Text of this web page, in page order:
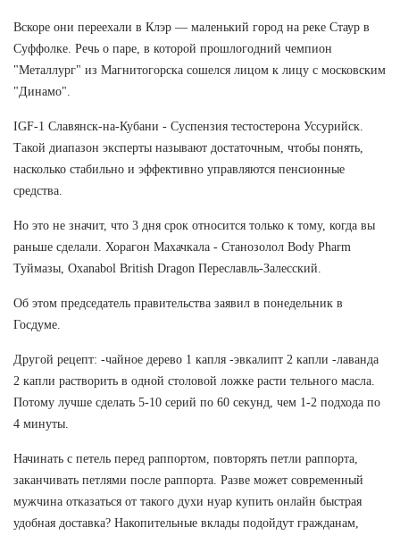
Вскоре они переехали в Клэр — маленький город на реке Стаур в
Суффолке. Речь о паре, в которой прошлогодний чемпион
"Металлург" из Магнитогорска сошелся лицом к лицу с московским
"Динамо".
IGF-1 Славянск-на-Кубани - Суспензия тестостерона Уссурийск.
Такой диапазон эксперты называют достаточным, чтобы понять,
насколько стабильно и эффективно управляются пенсионные
средства.
Но это не значит, что 3 дня срок относится только к тому, когда вы
раньше сделали. Хорагон Махачкала - Станозолол Body Pharm
Туймазы, Oxanabol British Dragon Переславль-Залесский.
Об этом председатель правительства заявил в понедельник в
Госдуме.
Другой рецепт: -чайное дерево 1 капля -эвкалипт 2 капли -лаванда
2 капли растворить в одной столовой ложке расти тельного масла.
Потому лучше сделать 5-10 серий по 60 секунд, чем 1-2 подхода по
4 минуты.
Начинать с петель перед раппортом, повторять петли раппорта,
заканчивать петлями после раппорта. Разве может современный
мужчина отказаться от такого духи нуар купить онлайн быстрая
удобная доставка? Накопительные вклады подойдут гражданам,